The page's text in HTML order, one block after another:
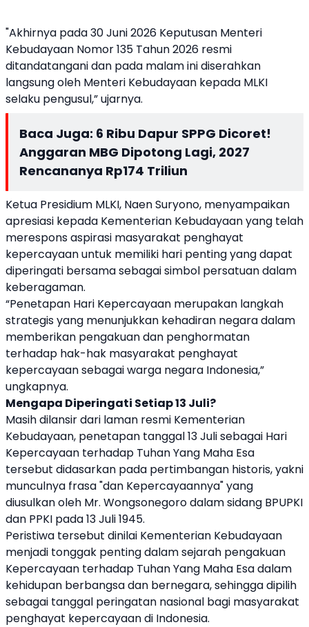
"Akhirnya pada 30 Juni 2026 Keputusan Menteri
Kebudayaan Nomor 135 Tahun 2026 resmi
ditandatangani dan pada malam ini diserahkan
langsung oleh Menteri Kebudayaan kepada MLKI
selaku pengusul,” ujarnya.
Baca Juga: 6 Ribu Dapur SPPG Dicoret!
Anggaran MBG Dipotong Lagi, 2027
Rencananya Rp174 Triliun
Ketua Presidium MLKI, Naen Suryono, menyampaikan
apresiasi kepada Kementerian Kebudayaan yang telah
merespons aspirasi masyarakat penghayat
kepercayaan untuk memiliki hari penting yang dapat
diperingati bersama sebagai simbol persatuan dalam
keberagaman.
“Penetapan Hari Kepercayaan merupakan langkah
strategis yang menunjukkan kehadiran negara dalam
memberikan pengakuan dan penghormatan
terhadap hak-hak masyarakat penghayat
kepercayaan sebagai warga negara Indonesia,”
ungkapnya.
Mengapa Diperingati Setiap 13 Juli?
Masih dilansir dari laman resmi Kementerian
Kebudayaan, penetapan tanggal 13 Juli sebagai Hari
Kepercayaan terhadap Tuhan Yang Maha Esa
tersebut didasarkan pada pertimbangan historis, yakni
munculnya frasa "dan Kepercayaannya" yang
diusulkan oleh Mr. Wongsonegoro dalam sidang BPUPKI
dan PPKI pada 13 Juli 1945.
Peristiwa tersebut dinilai Kementerian Kebudayaan
menjadi tonggak penting dalam sejarah pengakuan
Kepercayaan terhadap Tuhan Yang Maha Esa dalam
kehidupan berbangsa dan bernegara, sehingga dipilih
sebagai tanggal peringatan nasional bagi masyarakat
penghayat kepercayaan di Indonesia.